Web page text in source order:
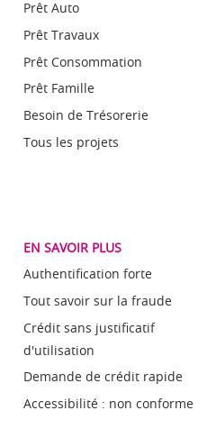
Prêt Auto
Prêt Travaux
Prêt Consommation
Prêt Famille
Besoin de Trésorerie
Tous les projets
EN SAVOIR PLUS
Authentification forte
Tout savoir sur la fraude
Crédit sans justificatif
d'utilisation
Demande de crédit rapide
Accessibilité : non conforme